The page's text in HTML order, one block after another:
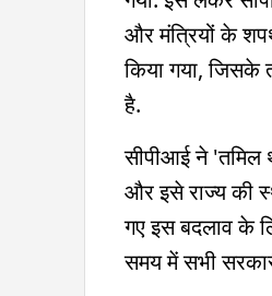
और मंत्रियों के
किया गया, जिसके
है.
सीपीआई ने 'तमिल
और इसे राज्य की
गए इस बदलाव के
समय में सभी